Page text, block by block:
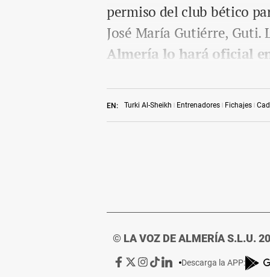
EN: Turki Al-Sheikh Entrenadores Fichajes
permiso del club bético
José María Gutiérre, Guti.
Almería lo hará oficial
© LA VOZ DE ALMERÍA S.L.U.
Ir
Ir
Ir Ir Ir
Descarga la APP: